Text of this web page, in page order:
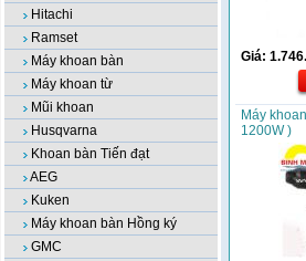
Hitachi
Ramset
Máy khoan bàn
Máy khoan từ
Mũi khoan
Husqvarna
Khoan bàn Tiến đạt
AEG
Kuken
Máy khoan bàn Hồng ký
GMC
Giá:
Máy
1200W )